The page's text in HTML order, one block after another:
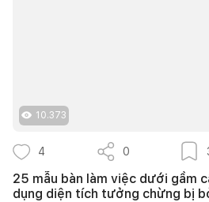
10.373
4 0
25 mẫu bàn làm việc dưới gầm
dụng diện tích tưởng chừng bị